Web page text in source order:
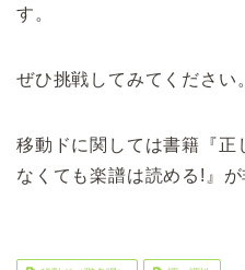
す。
ぜひ挑戦してみてください。
移動ドに関しては書籍『正
なくても楽譜は読める!』